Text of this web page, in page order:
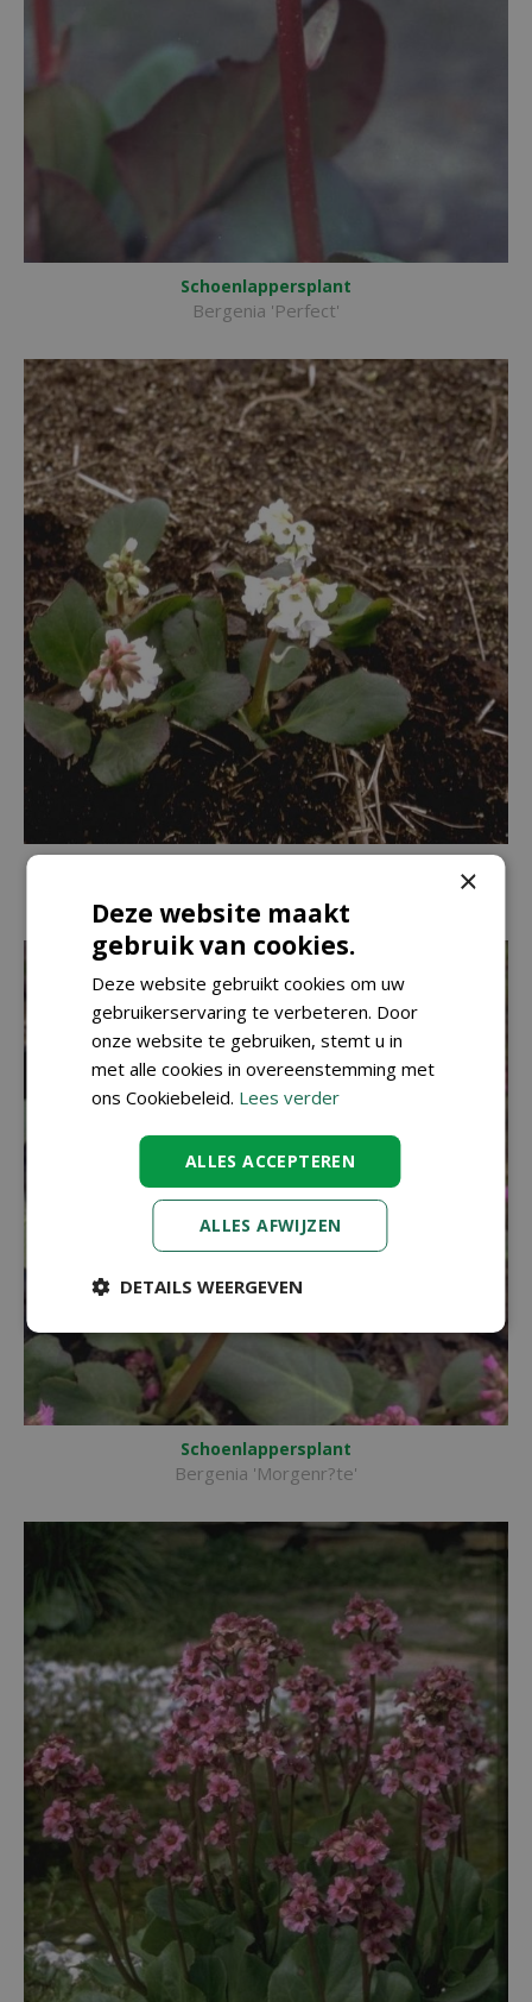
Schoenlappersplant
Bergenia 'Perfect'
Schoenlappersplant
Bergenia 'Morgenr?te'
×
Deze website maakt
gebruik van cookies.
Deze website gebruikt cookies om uw
gebruikerservaring te verbeteren. Door
onze website te gebruiken, stemt u in
met alle cookies in overeenstemming met
ons Cookiebeleid. Lees verder
ALLES ACCEPTEREN
ALLES AFWIJZEN
DETAILS WEERGEVEN